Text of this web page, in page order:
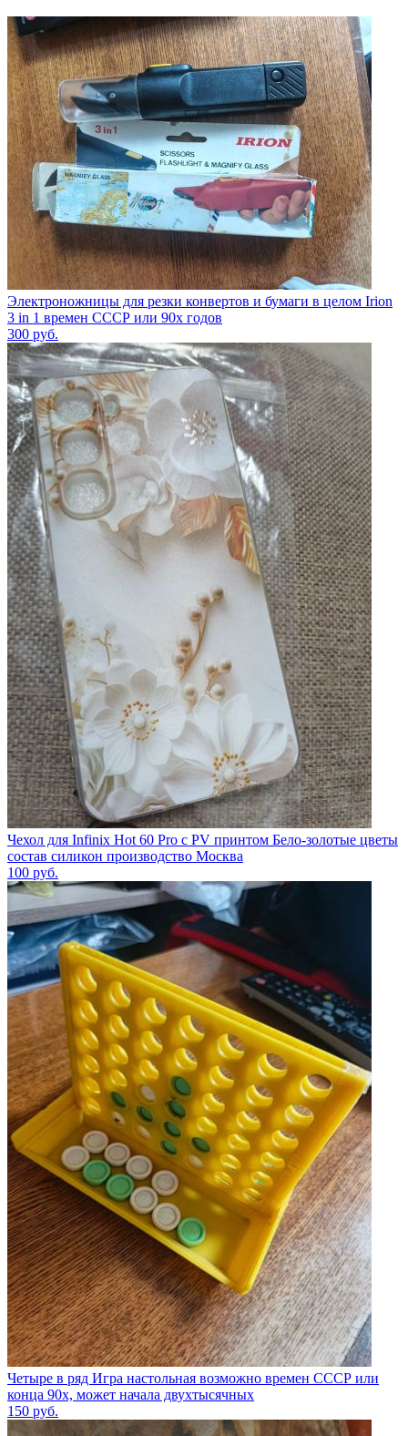
Электроножницы для резки конвертов и бумаги в целом Irion
3 in 1 времен СССР или 90х годов
300 руб.
Чехол для Infinix Hot 60 Pro с PV принтом Бело-золотые цветы
состав силикон производство Москва
100 руб.
Четыре в ряд Игра настольная возможно времен СССР или
конца 90х, может начала двухтысячных
150 руб.